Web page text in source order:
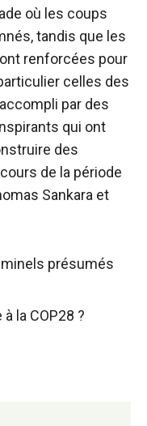
où les coups
tandis que les
renforcées pour
celles des
par des
qui ont
des
de la période
Sankara et
présumés
à la COP28 ?